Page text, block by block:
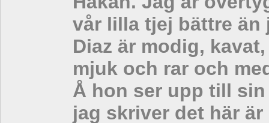
vår lilla tjej bättre
Diaz är modig,
mjuk och rar och
Å hon ser upp till
jag skriver det här